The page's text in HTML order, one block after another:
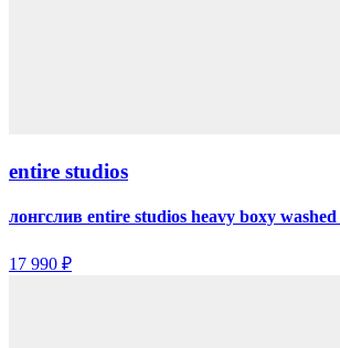
entire studios
лонгслив entire studios heavy boxy
17 990 ₽